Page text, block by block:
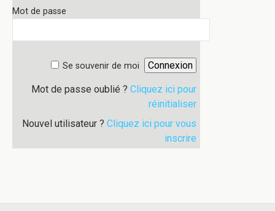
Mot de passe
Se souvenir de moi
Mot de passe oublié ? Cliquez ici pour
réinitialiser
Nouvel utilisateur ? Cliquez ici pour vous
inscrire